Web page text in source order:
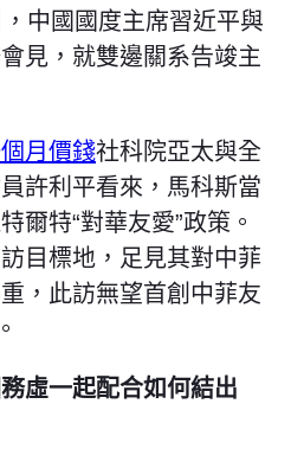
中國國度主席習近平與
見，就雙邊關系告竣主
月價錢社科院亞太與全
許利平看來，馬科斯當
爾特“對華友愛”政策。
目標地，足見其對中菲
，此訪無望首創中菲友
一起配合如何結出